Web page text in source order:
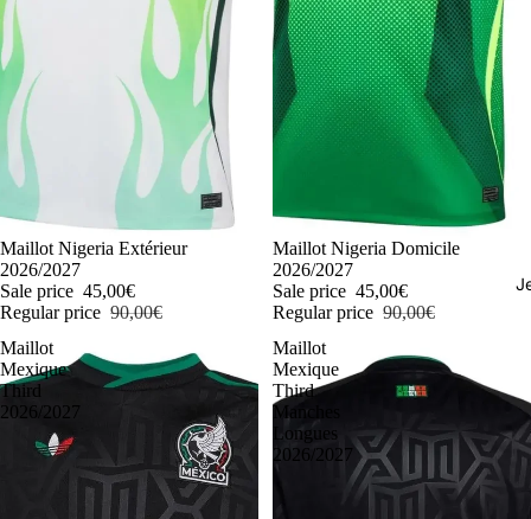
-50%
Maillot Nigeria Extérieur
2026/2027
Sale price 45,00€
Regular price 90,00€
-50%
Maillot Nigeria Domicile
2026/2027
Sale price 45,00€
Regular price 90,00€
Maillot
Mexique
Third
2026/2027
Maillot
Mexique
Third
Manches
Longues
2026/2027